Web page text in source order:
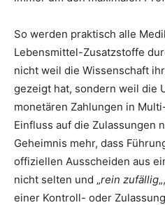
So werden praktisch alle
Lebensmittel-Zusatzstoffe
nicht weil die Wissenschaft
gezeigt hat, sondern weil die
monetären Zahlungen in
Einfluss auf die Zulassungen
Geheimnis mehr, dass
offiziellen Ausscheiden aus
nicht selten und „rein zufällig
einer Kontroll- oder